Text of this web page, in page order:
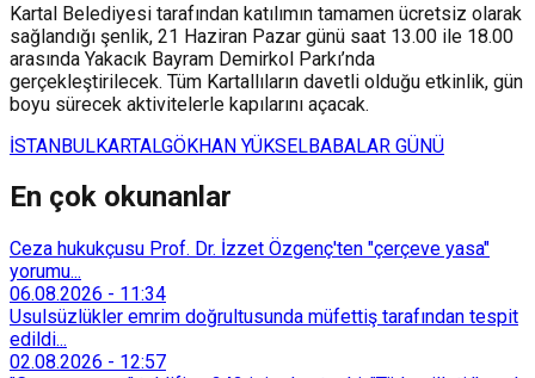
Kartal Belediyesi tarafından katılımın tamamen ücretsiz olarak
sağlandığı şenlik, 21 Haziran Pazar günü saat 13.00 ile 18.00
arasında Yakacık Bayram Demirkol Parkı’nda
gerçekleştirilecek. Tüm Kartallıların davetli olduğu etkinlik, gün
boyu sürecek aktivitelerle kapılarını açacak.
İSTANBULKARTALGÖKHAN YÜKSELBABALAR GÜNÜ
En çok okunanlar
Ceza hukukçusu Prof. Dr. İzzet Özgenç'ten "çerçeve yasa"
yorumu...
06.08.2026 - 11:34
Usulsüzlükler emrim doğrultusunda müfettiş tarafından tespit
edildi...
02.08.2026 - 12:57